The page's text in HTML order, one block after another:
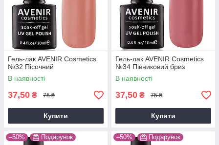
Гель-лак AVENIR Cosmetics
№32 Пісочний
В наявності
37,50 ₴ 75 ₴
Купити
Гель-лак AVENIR Cosmetics
№34 Півниковий бриз
В наявності
37,50 ₴ 75 ₴
Купити
–50% Подарунок –50% Подарунок